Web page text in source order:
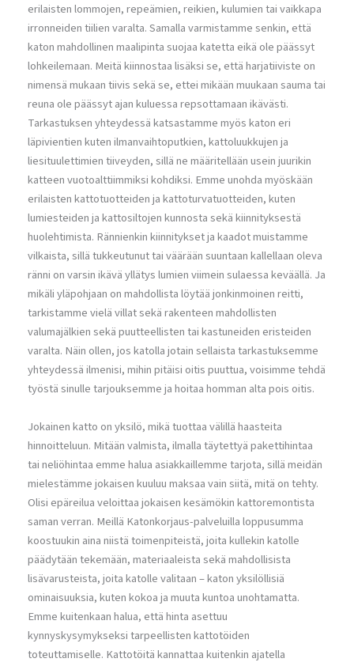
erilaisten lommojen, repeämien, reikien, kulumien tai vaikkapa
irronneiden tiilien varalta. Samalla varmistamme senkin, että
katon mahdollinen maalipinta suojaa katetta eikä ole päässyt
lohkeilemaan. Meitä kiinnostaa lisäksi se, että harjatiiviste on
nimensä mukaan tiivis sekä se, ettei mikään muukaan sauma tai
reuna ole päässyt ajan kuluessa repsottamaan ikävästi.
Tarkastuksen yhteydessä katsastamme myös katon eri
läpivientien kuten ilmanvaihtoputkien, kattoluukkujen ja
liesituulettimien tiiveyden, sillä ne määritellään usein juurikin
katteen vuotoalttiimmiksi kohdiksi. Emme unohda myöskään
erilaisten kattotuotteiden ja kattoturvatuotteiden, kuten
lumiesteiden ja kattosiltojen kunnosta sekä kiinnityksestä
huolehtimista. Rännienkin kiinnitykset ja kaadot muistamme
vilkaista, sillä tukkeutunut tai väärään suuntaan kallellaan oleva
ränni on varsin ikävä yllätys lumien viimein sulaessa keväällä. Ja
mikäli yläpohjaan on mahdollista löytää jonkinmoinen reitti,
tarkistamme vielä villat sekä rakenteen mahdollisten
valumajälkien sekä puutteellisten tai kastuneiden eristeiden
varalta. Näin ollen, jos katolla jotain sellaista tarkastuksemme
yhteydessä ilmenisi, mihin pitäisi oitis puuttua, voisimme tehdä
työstä sinulle tarjouksemme ja hoitaa homman alta pois oitis.
Jokainen katto on yksilö, mikä tuottaa välillä haasteita
hinnoitteluun. Mitään valmista, ilmalla täytettyä pakettihintaa
tai neliöhintaa emme halua asiakkaillemme tarjota, sillä meidän
mielestämme jokaisen kuuluu maksaa vain siitä, mitä on tehty.
Olisi epäreilua veloittaa jokaisen kesämökin kattoremontista
saman verran. Meillä Katonkorjaus-palveluilla loppusumma
koostuukin aina niistä toimenpiteistä, joita kullekin katolle
päädytään tekemään, materiaaleista sekä mahdollisista
lisävarusteista, joita katolle valitaan – katon yksilöllisiä
ominaisuuksia, kuten kokoa ja muuta kuntoa unohtamatta.
Emme kuitenkaan halua, että hinta asettuu
kynnyskysymykseksi tarpeellisten kattotöiden
toteuttamiselle. Kattotöitä kannattaa kuitenkin ajatella